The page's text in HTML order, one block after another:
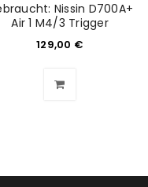
Passworts wird an
like to hear from
Nissin D700A+
Air 1 M4/3 Trigger
129,00 €